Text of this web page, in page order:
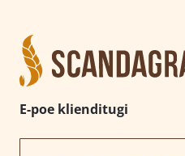
E-poe klienditugi